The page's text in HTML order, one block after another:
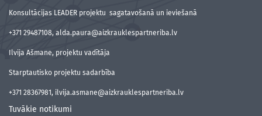
Konsultācijas LEADER projektu sagatavošanā un ieviešanā
+371 29487108, alda.paura@aizkrauklespartneriba.lv
Ilvija Ašmane, projektu vadītāja
Starptautisko projektu sadarbība
+371 28367981, ilvija.asmane@aizkrauklespartneriba.lv
Tuvākie notikumi